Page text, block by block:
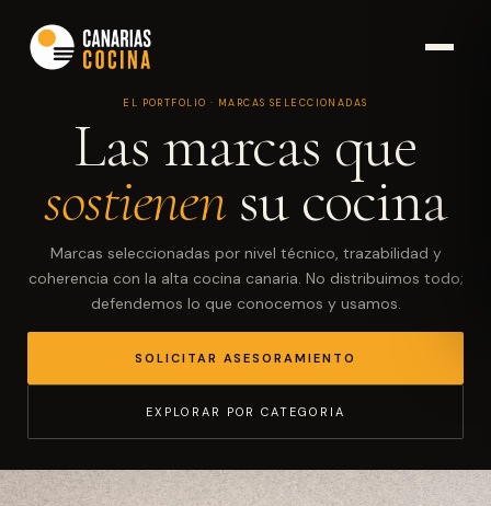
EL PORTFOLIO · MARCAS SELECCIONADAS
Las marcas que
sostienen su cocina
Marcas seleccionadas por nivel técnico, trazabilidad y
coherencia con la alta cocina canaria. No distribuimos todo;
defendemos lo que conocemos y usamos.
SOLICITAR ASESORAMIENTO
EXPLORAR POR CATEGORIA